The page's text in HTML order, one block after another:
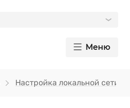
Меню
Настройка локальной сети